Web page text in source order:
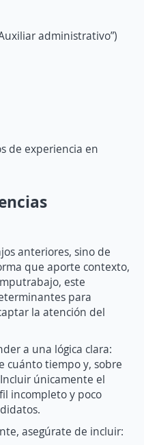
administrativo”)
de experiencia en
anteriores, sino de
que aporte contexto,
este
para
la atención del
a una lógica clara:
cuánto tiempo y, sobre
únicamente el
incompleto y poco
asegúrate de incluir: